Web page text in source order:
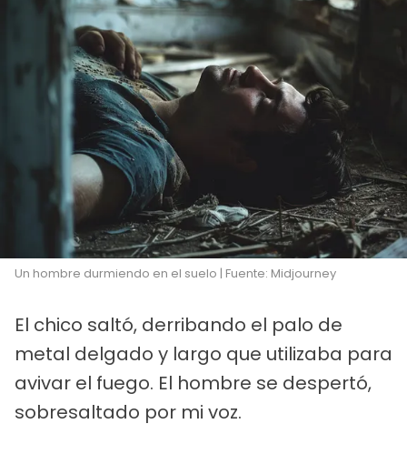
Un hombre durmiendo en el suelo | Fuente: Midjourney
El chico saltó, derribando el palo de
metal delgado y largo que utilizaba para
avivar el fuego. El hombre se despertó,
sobresaltado por mi voz.